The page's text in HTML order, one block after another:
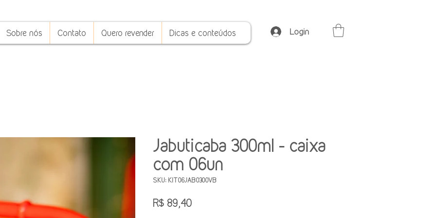
Sobre nós Contato Quero revender Dicas e conteúdos Login
Jabuticaba 300ml - caixa
com 06un
SKU: KIT06JAB0300VB
R$ 89,40Preço